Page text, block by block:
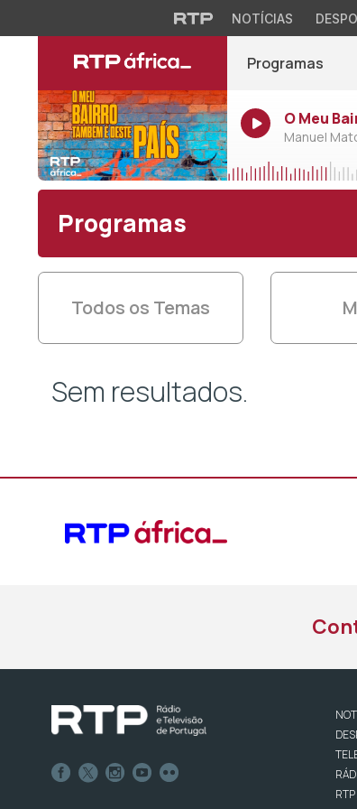
NOTÍCIAS
Programas
O Meu
Manuel
Programas
Todos os Temas
Sem resultados.